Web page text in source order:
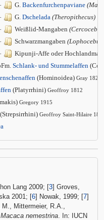
G. Backenfurchenpaviane
G. Dschelada (Theropithecus)
Weißlid-Mangaben
Schwarzmangaben (Lophocebus)
Kipunji-Affe oder
Schlank- und Stummelaffen
(Hominoidea) Gray 1825
(Platyrrhini) Geoffroy 1812
Gregory 1915
(Strepsirrhini) Geoffroy Saint-Hilaire
Lang 2009; [3] Groves,
2001; [6] Nowak, 1999; [7]
Mittermeier, R.A.,
Macaca nemestrina . In: IUCN